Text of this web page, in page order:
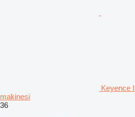
Keyence
makinesi
36